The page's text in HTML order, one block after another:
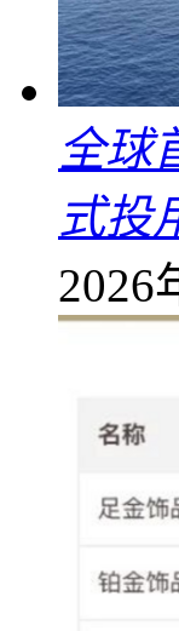
全球
式投
2026